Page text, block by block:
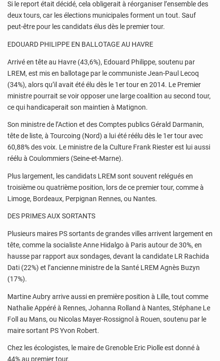
Si le report était décidé, cela obligerait à réorganiser l’ensemble des
deux tours, car les élections municipales forment un tout. Sauf
peut-être pour les candidats élus dès le premier tour.
EDOUARD PHILIPPE EN BALLOTAGE AU HAVRE
Arrivé en tête au Havre (43,6%), Edouard Philippe, soutenu par
LREM, est mis en ballotage par le communiste Jean-Paul Lecoq
(34%), alors qu’il avait été élu dès le 1er tour en 2014. Le Premier
ministre pourrait se voir opposer une large coalition au second tour,
ce qui handicaperait son maintien à Matignon.
Son ministre de l’Action et des Comptes publics Gérald Darmanin,
tête de liste, à Tourcoing (Nord) a lui été réélu dès le 1er tour avec
60,88% des voix. Le ministre de la Culture Frank Riester est lui aussi
réélu à Coulommiers (Seine-et-Marne).
Plus largement, les candidats LREM sont souvent relégués en
troisième ou quatrième position, lors de ce premier tour, comme à
Limoge, Bordeaux, Perpignan Rennes, ou Nantes.
DES PRIMES AUX SORTANTS
Plusieurs maires PS sortants de grandes villes arrivent largement en
tête, comme la socialiste Anne Hidalgo à Paris autour de 30%, en
hausse par rapport aux sondages, devant la candidate LR Rachida
Dati (22%) et l’ancienne ministre de la Santé LREM Agnès Buzyn
(17%).
Martine Aubry arrive aussi en première position à Lille, tout comme
Nathalie Appéré à Rennes, Johanna Rolland à Nantes, Stéphane Le
Foll au Mans, ou Nicolas Mayer-Rossignol à Rouen, soutenu par le
maire sortant PS Yvon Robert.
Chez les écologistes, le maire de Grenoble Eric Piolle est donné à
44% au premier tour.